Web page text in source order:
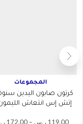
المجموعات
كرتون صابون اليدين
119,00 ر.س –
172,00